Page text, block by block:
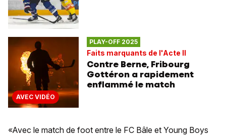
AVEC VIDÉO
PLAY-OFF 2025
Faits marquants de l'Acte II
Contre Berne, Fribourg
Gottéron a rapidement
enflammé le match
«Avec le match de foot entre le FC Bâle et Young Boys